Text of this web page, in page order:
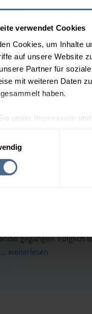
verwendet Cookies
Cookies, um Inhalte
auf unsere Website
Partner für
mit weiteren Daten
haben.
unser Impressum
Heizöls in Fiss?
es?
wieder auf dem
gegangen.
... weiterlesen